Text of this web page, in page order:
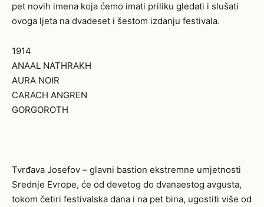
pet novih imena koja ćemo imati priliku gledati i slušati
ovoga ljeta na dvadeset i šestom izdanju festivala.
1914
ANAAL NATHRAKH
AURA NOIR
CARACH ANGREN
GORGOROTH
Tvrđava Josefov – glavni bastion ekstremne umjetnosti
Srednje Evrope, će od devetog do dvanaestog avgusta,
tokom četiri festivalska dana i na pet bina, ugostiti više od